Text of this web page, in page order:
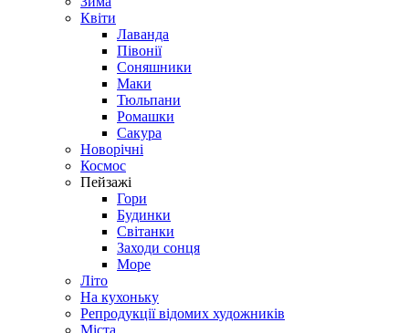
Квіти
Лаванда
Півонії
Соняшники
Маки
Тюльпани
Ромашки
Сакура
Новорічні
Космос
Пейзажі
Гори
Будинки
Світанки
Заходи сонця
Море
Літо
На кухоньку
Репродукції відомих художників
Міста